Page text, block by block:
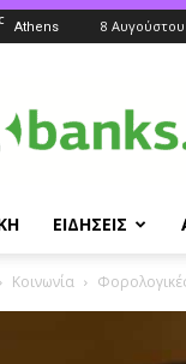
C Athens 8
ΕΙΔΗΣΕΙΣ
Κοινωνία